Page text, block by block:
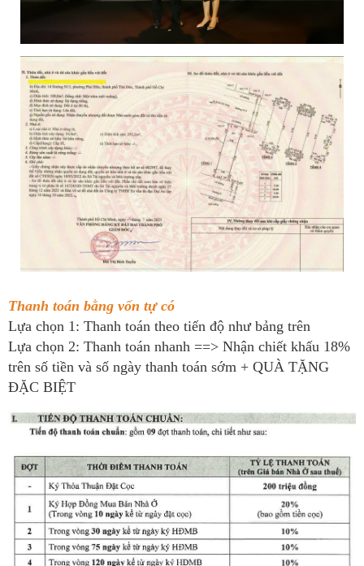
Thanh toán bằng vốn tự có
Lựa chọn 1: Thanh toán theo tiến độ như bảng trên
Lựa chọn 2: Thanh toán nhanh ==> Nhận chiết khấu 18%
trên số tiền và số ngày thanh toán sớm + QUÀ TẶNG
ĐẶC BIỆT